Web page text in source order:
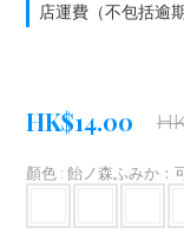
店運費（不包括逾
HK$14.00
顏色 : 飴ノ森ふみか：